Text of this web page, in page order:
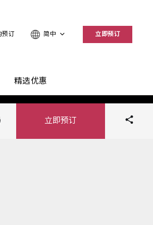
预订 简中 立即预订
精选优惠
立即预订